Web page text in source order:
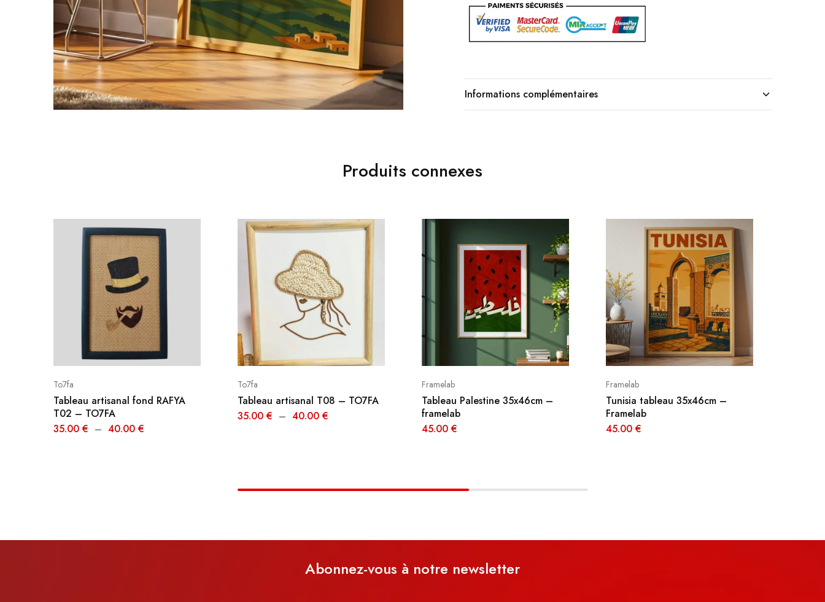
RAWNAQ
GANGNAM STORE
PERLES UNIVERS
MIZAM
Informations complémentaires
Produits connexes
To7fa
Tableau artisanal fond RAFYA
T02 – TO7FA
35.00 € – 40.00 €
To7fa
Tableau artisanal T08 – TO7FA
35.00 € – 40.00 €
Framelab
Tableau Palestine 35x46cm –
framelab
45.00 €
Framelab
Tunisia tableau 35x46cm –
Framelab
45.00 €
Abonnez-vous à notre newsletter